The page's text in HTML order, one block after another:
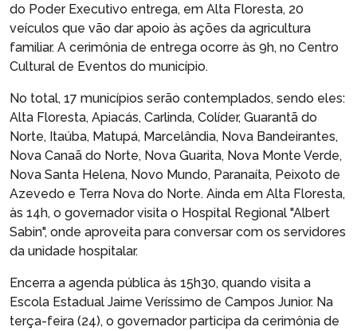
do Poder Executivo entrega, em Alta Floresta, 20
veículos que vão dar apoio às ações da agricultura
familiar. A cerimônia de entrega ocorre às 9h, no Centro
Cultural de Eventos do município.
No total, 17 municípios serão contemplados, sendo eles:
Alta Floresta, Apiacás, Carlinda, Colíder, Guarantã do
Norte, Itaúba, Matupá, Marcelândia, Nova Bandeirantes,
Nova Canaã do Norte, Nova Guarita, Nova Monte Verde,
Nova Santa Helena, Novo Mundo, Paranaíta, Peixoto de
Azevedo e Terra Nova do Norte. Ainda em Alta Floresta,
às 14h, o governador visita o Hospital Regional "Albert
Sabin", onde aproveita para conversar com os servidores
da unidade hospitalar.
Encerra a agenda pública às 15h30, quando visita a
Escola Estadual Jaime Veríssimo de Campos Junior. Na
terça-feira (24), o governador participa da cerimônia de